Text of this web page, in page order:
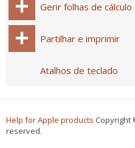
Gerir folhas de cálculo
Partilhar e imprimir
Atalhos de teclado
Help for Apple products Copyright
reserved.